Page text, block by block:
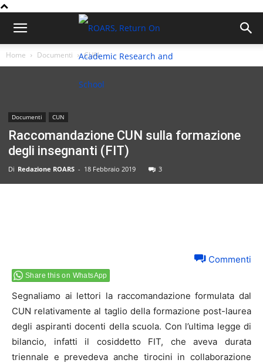
Home Documenti CUN
Documenti CUN
Raccomandazione CUN sulla formazione
degli insegnanti (FIT)
Di Redazione ROARS - 18 Febbraio 2019 3
Commenti
Share this on WhatsApp
Segnaliamo ai lettori la raccomandazione formulata dal
CUN relativamente al taglio della formazione post-laurea
degli aspiranti docenti della scuola. Con l’ultima legge di
bilancio, infatti il cosiddetto FIT, che aveva durata
triennale e prevedeva anche tirocini in collaborazione